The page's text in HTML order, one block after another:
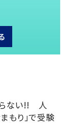
らない!! 人
もり」で受験